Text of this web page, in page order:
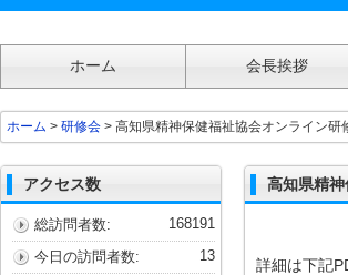
高知県精神保健福祉協会オンライン研修《依存症対応
ホーム 会長挨拶
ホーム > 研修会 > 高知県精神保健福祉協会オンライン研
高知県精
詳細は下記
アクセス数
168191
総訪問者数:
13
今日の訪問者数: